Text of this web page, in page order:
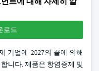
로드
기업에 2027의 끝에 의해
니다. 제품은 항염증제 및